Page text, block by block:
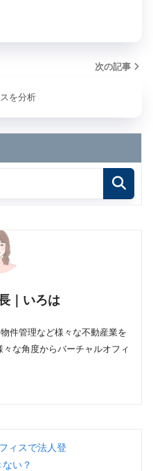
次の記事
を分析
｜いろは
件管理など様々な不動産業を
な角度からバーチャルオフィ